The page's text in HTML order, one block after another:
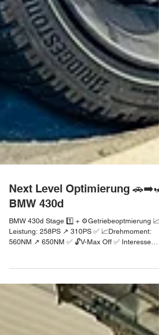
Next Level Optimierung
BMW 430d Stage 1️⃣ + ⚙️Getriebeoptmierung 📈
560NM ↗️ 650NM ✅ 🔓V-Max Off ✅ Interesse
geweckt? Finde heraus welche Leistung noch in
deinem Auto steckt. Melde dich bei uns! #bmw
#bmw4er #bmw4ergrancoupe #4er
#4ergrancoupe #bmw430d #msport #bmwm